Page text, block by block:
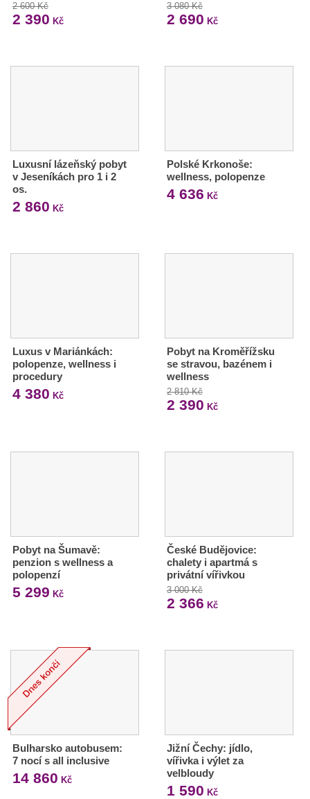
2 600 Kč
2 390 Kč
3 080 Kč
2 690 Kč
Luxusní lázeňský pobyt
v Jeseníkách pro 1 i 2
os.
2 860 Kč
Polské Krkonoše:
wellness, polopenze
4 636 Kč
Luxus v Mariánkách:
polopenze, wellness i
procedury
4 380 Kč
Pobyt na Kroměřížsku
se stravou, bazénem i
wellness
2 810 Kč
2 390 Kč
Pobyt na Šumavě:
penzion s wellness a
polopenzí
5 299 Kč
České Budějovice:
chalety i apartmá s
privátní vířivkou
3 000 Kč
2 366 Kč
Bulharsko autobusem:
7 nocí s all inclusive
14 860 Kč
Jižní Čechy: jídlo,
vířivka i výlet za
velbloudy
1 590 Kč